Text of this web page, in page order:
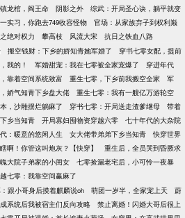
镇龙棺，阎王命 阴影之外
综武：开局圣心诀，躺平就变
实习，你跑去749收容怪物
官场：从家族弃子到权利巅
绝对权力 攀高枝 风流大宋 抗日之铁血八路
搬空钱财：下乡的娇知青她军婚了
穿书七零女配，提前
我的！ 军婚甜宠：我在七零被全家宠爆了
穿进年代
靠着空间系统致富 重生七零，下乡前我搬空全家
军
娇气知青下乡盘大佬
重生七零：我有一艘亿万游轮空
，沙雕摆烂躺麻了 穿书七零：开局送走渣爹继母
带着
乡当知青 开局寡妇囤物资穿越六零
七十年代的大杂院
：暖意的悠闲人生 女大佬带弟弟下乡当知青
快穿世界
瞎啊！你管这叫炮灰？【快穿】
重生后，全员哭到昏厥求
大院子弟家的小闺女
七零捡漏老宅后，小可怜一夜暴
七零：我靠空间赢麻了
跟小哥身后摸着麒麟说oh 萌团一岁半，全家宠上天
蔚
系统后我被宿主们反向攻略
禁止离婚！闪婚大哥后很上